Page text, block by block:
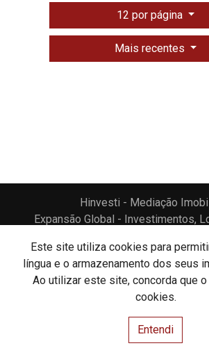
Este site utiliza cookies para
língua e o armazenamento dos seus
Ao utilizar este site, concorda que
cookies.
Entendi
12 por página
Mais recentes
Hinvesti - Mediação
Expansão Global - Investimentos,
Centros de Resolução de Litígios
Livro de Reclamações
©2026Powered by